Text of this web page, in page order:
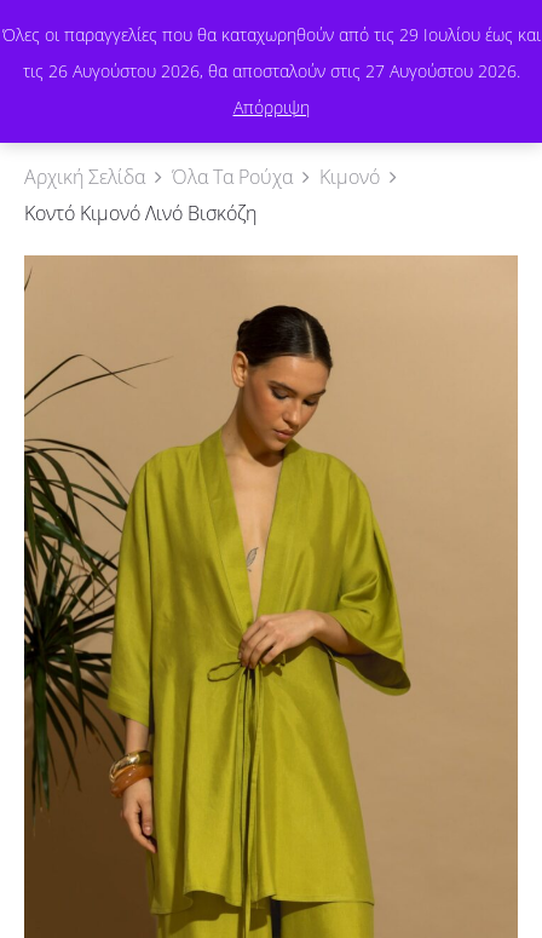
Όλες οι παραγγελίες που θα καταχωρηθούν από τις 29 Ιουλίου έως και
τις 26 Αυγούστου 2026, θα αποσταλούν στις 27 Αυγούστου 2026.
Απόρριψη
Αρχική Σελίδα Όλα Τα Ρούχα
Κιμονό
Κοντό Κιμονό Λινό Βισκόζη